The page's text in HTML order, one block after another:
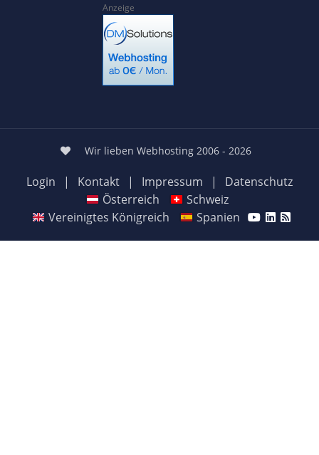
Anzeige
Wir lieben Webhosting 2006 - 2026
Login | Kontakt | Impressum |
Datenschutz
Österreich
Schweiz
Vereinigtes Königreich
Spanien